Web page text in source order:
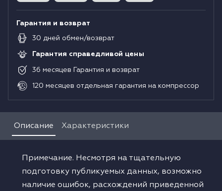
Гарантия и возврат
30 дней обмен/возврат
Гарантия справедливой цены
36 месяцев Гарантия и возврат
120 месяцев отдельная гарантия на компрессор
Описание Характеристики
Примечание. Несмотря на тщательную
подготовку публикуемых данных, возможно
наличие ошибок, расхождений приведенной